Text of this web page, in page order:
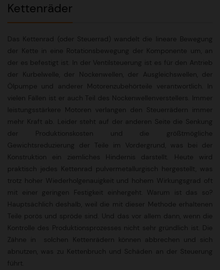
Kettenräder
Das Kettenrad (oder Steuerrad) wandelt die lineare Bewegung
der Kette in eine Rotationsbewegung der Komponente um, an
der es befestigt ist. In der Ventilsteuerung ist es für den Antrieb
der Kurbelwelle, der Nockenwellen, der Ausgleichswellen, der
Ölpumpe und anderer Motorenzubehörteile verantwortlich. In
vielen Fällen ist er auch Teil des Nockenwellenverstellers. Immer
leistungsstärkere Motoren verlangen den Steuerrädern immer
mehr Kraft ab. Leider steht auf der anderen Seite die Senkung
der Produktionskosten und die größtmögliche
Gewichtsreduzierung der Teile im Vordergrund, was bei der
Konstruktion ein ziemliches Hindernis darstellt. Heute wird
praktisch jedes Kettenrad pulvermetallurgisch hergestellt, was
trotz hoher Wiederholgenauigkeit und hohem Wirkungsgrad oft
mit einer geringen Festigkeit einhergeht. Warum ist das so?
Hauptsächlich deshalb, weil die mit dieser Methode erhaltenen
Teile porös und spröde sind. Und das vor allem dann, wenn die
Kontrolle des Produktionsprozesses nicht sehr gründlich ist. Die
Zähne in solchen Kettenrädern können abbrechen und sich
abnutzen, was zu Kettenbruch und Schäden an der Steuerung
führt.